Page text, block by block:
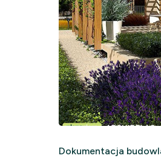
Dokumentacja